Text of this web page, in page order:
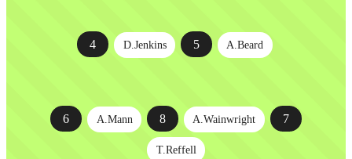
4 D.Jenkins 5 A.Beard
6 A.Mann 8 A.Wainwright 7
T.Reffell